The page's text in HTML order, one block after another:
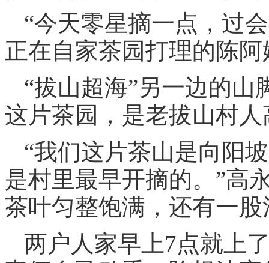
“今天零星摘一点，过
正在自家茶园打理的陈
“拔山超海”另一边的
这片茶园，是老拔山村
“我们这片茶山是向阳
是村里最早开摘的。”高
茶叶匀整饱满，还有一
两户人家早上7点就上